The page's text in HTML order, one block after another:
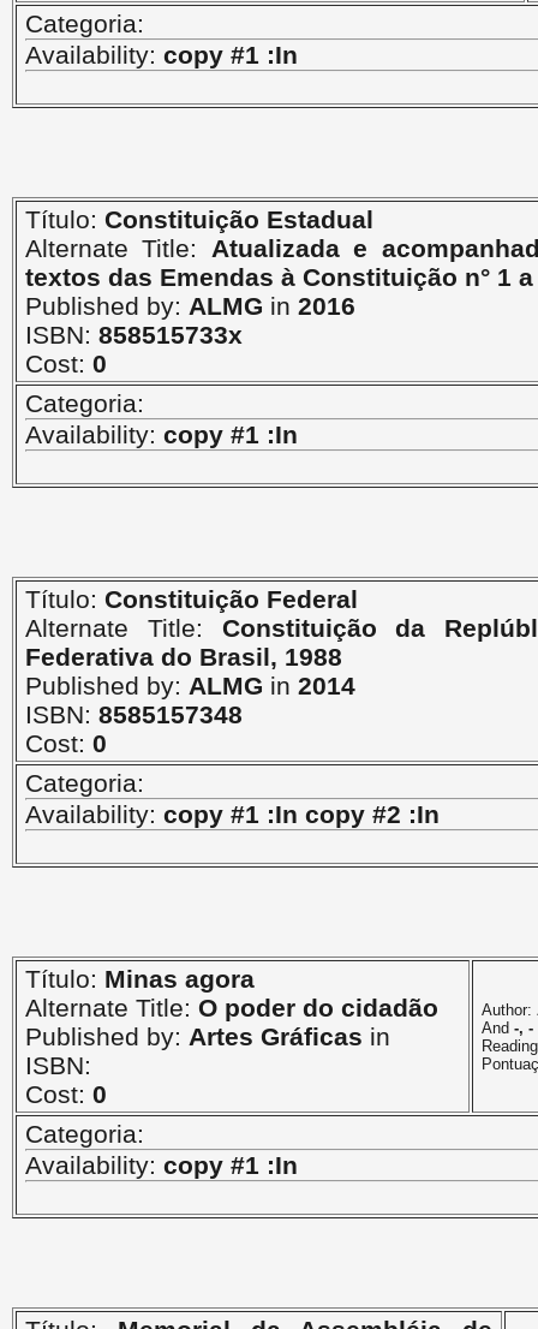
Categoria:
Availability: copy #1 :In
Título: Constituição Estadual
Alternate Title: Atualizada e
textos das Emendas à Constituição n° 1 a
Published by: ALMG in 2016
ISBN: 858515733x
Cost: 0
Categoria:
Availability: copy #1 :In
Título: Constituição Federal
Alternate Title: Constituição da
Federativa do Brasil, 1988
Published by: ALMG in 2014
ISBN: 8585157348
Cost: 0
Categoria:
Availability: copy #1 :In copy #2 :In
Título: Minas agora
Alternate Title: O poder do cidadão
Published by: Artes Gráficas in
ISBN:
Cost: 0
Author:
And -, -
Categoria:
Availability: copy #1 :In